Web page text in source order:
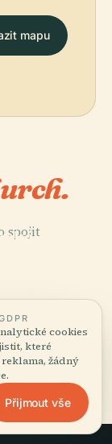
mapu
spojit
cookies
které
žádný
Přijmout vše